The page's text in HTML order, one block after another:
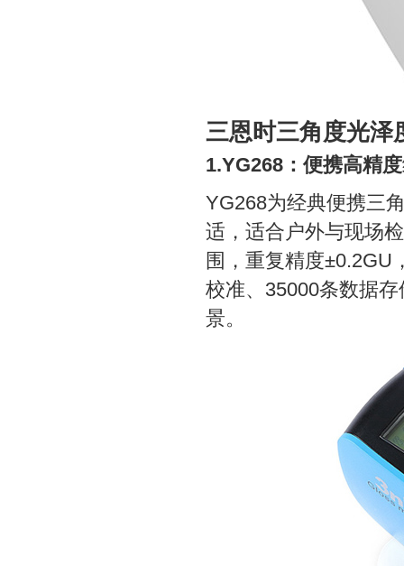
三恩时三角度光泽
1.YG268：便携高精度
YG268为经典便携三
适，适合户外与现场
围，重复精度±0.2GU
校准、35000条数据
景。